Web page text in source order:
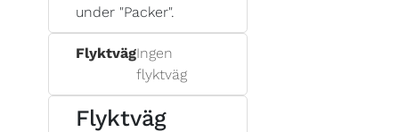
under "Packer".
FlyktvägIngen
flyktväg
Flyktväg